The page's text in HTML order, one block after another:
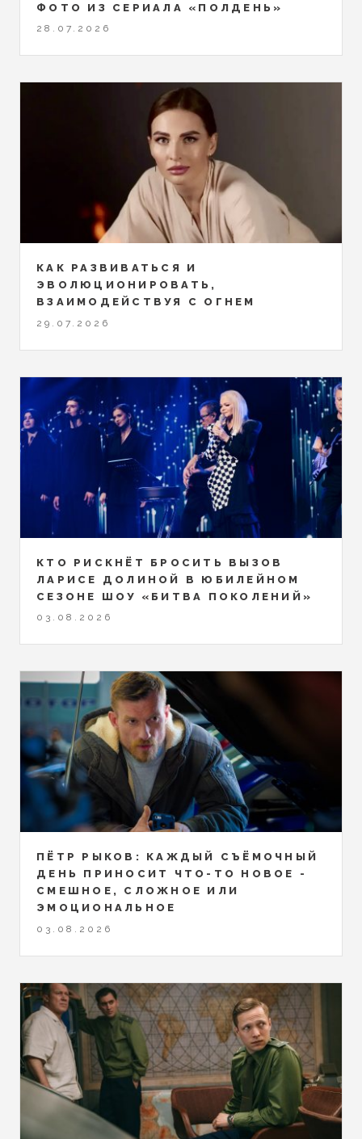
ФОТО ИЗ СЕРИАЛА «ПОЛДЕНЬ»
28.07.2026
КАК РАЗВИВАТЬСЯ И
ЭВОЛЮЦИОНИРОВАТЬ,
ВЗАИМОДЕЙСТВУЯ С ОГНЕМ
29.07.2026
КТО РИСКНЁТ БРОСИТЬ ВЫЗОВ
ЛАРИСЕ ДОЛИНОЙ В ЮБИЛЕЙНОМ
СЕЗОНЕ ШОУ «БИТВА ПОКОЛЕНИЙ»
03.08.2026
ПЁТР РЫКОВ: КАЖДЫЙ СЪЁМОЧНЫЙ
ДЕНЬ ПРИНОСИТ ЧТО-ТО НОВОЕ -
СМЕШНОЕ, СЛОЖНОЕ ИЛИ
ЭМОЦИОНАЛЬНОЕ
03.08.2026